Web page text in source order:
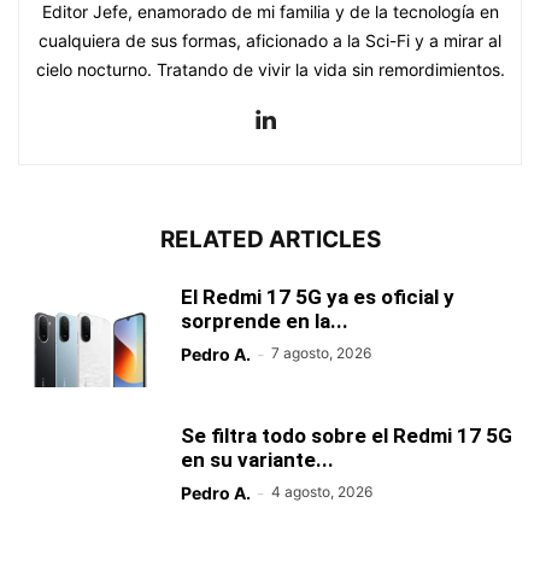
Editor Jefe, enamorado de mi familia y de la tecnología en
cualquiera de sus formas, aficionado a la Sci-Fi y a mirar al
cielo nocturno. Tratando de vivir la vida sin remordimientos.
RELATED ARTICLES
El Redmi 17 5G ya es oficial y
sorprende en la...
Pedro A. - 7 agosto, 2026
Se filtra todo sobre el Redmi 17 5G
en su variante...
Pedro A. - 4 agosto, 2026